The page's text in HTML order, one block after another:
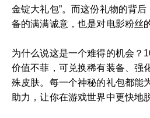
金锭大礼包”。而这份礼物的背
备的满满诚意，也是对电影粉丝
为什么说这是一个难得的机会？
价值不菲，可兑换稀有装备、强
殊皮肤。每一个神秘的礼包都能
助力，让你在游戏世界中更快地